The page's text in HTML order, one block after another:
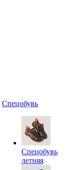
Спецобувь
Спецобувь
летняя